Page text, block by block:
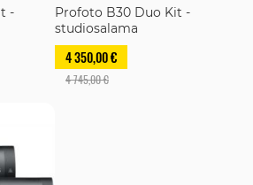
-
Profoto B30 Duo Kit -
studiosalama
4 350,00 €
4 745,00 €